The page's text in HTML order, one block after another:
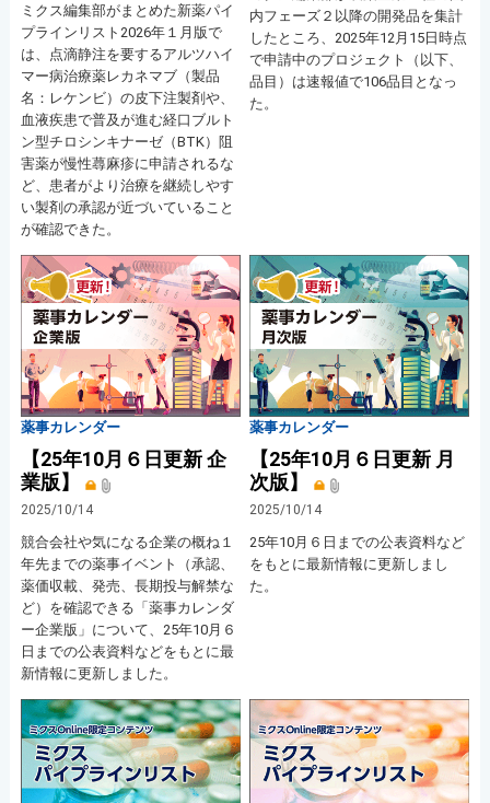
ミクス編集部がまとめた新薬パイ
プラインリスト2026年１月版で
は、点滴静注を要するアルツハイ
マー病治療薬レカネマブ（製品
名：レケンビ）の皮下注製剤や、
血液疾患で普及が進む経口ブルト
ン型チロシンキナーゼ（BTK）阻
害薬が慢性蕁麻疹に申請されるな
ど、患者がより治療を継続しやす
い製剤の承認が近づいていること
が確認できた。
内フェーズ２以降の開発品を集計
したところ、2025年12月15日時点
で申請中のプロジェクト（以下、
品目）は速報値で106品目となっ
た。
薬事カレンダー
【25年10月６日更新 企
業版】
2025/10/14
競合会社や気になる企業の概ね１
年先までの薬事イベント（承認、
薬価収載、発売、長期投与解禁な
ど）を確認できる「薬事カレンダ
ー企業版」について、25年10月６
日までの公表資料などをもとに最
新情報に更新しました。
薬事カレンダー
【25年10月６日更新 月
次版】
2025/10/14
25年10月６日までの公表資料など
をもとに最新情報に更新しまし
た。